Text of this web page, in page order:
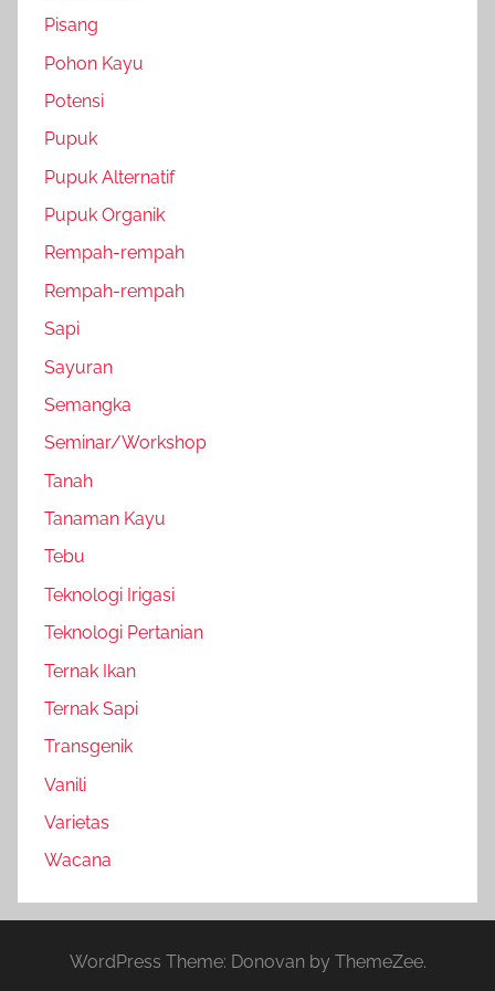
Pisang
Pohon Kayu
Potensi
Pupuk
Pupuk Alternatif
Pupuk Organik
Rempah-rempah
Rempah-rempah
Sapi
Sayuran
Semangka
Seminar/Workshop
Tanah
Tanaman Kayu
Tebu
Teknologi Irigasi
Teknologi Pertanian
Ternak Ikan
Ternak Sapi
Transgenik
Vanili
Varietas
Wacana
WordPress Theme: Donovan by ThemeZee.